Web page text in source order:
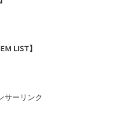
LIST】
サーリンク